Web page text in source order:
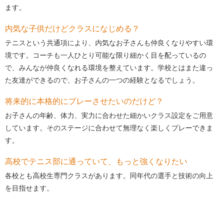
ます。
内気な子供だけどクラスになじめる？
テニスという共通項により、内気なお子さんも仲良くなりやすい環
境です。コーチも一人ひとり可能な限り細かく目を配っているの
で、みんなが仲良くなれる環境を整えています。学校とはまた違っ
た友達ができるので、お子さんの一つの経験となるでしょう。
将来的に本格的にプレーさせたいのだけど？
お子さんの年齢、体力、実力に合わせた細かいクラス設定をご用意
しています。そのステージに合わせて無理なく楽しくプレーできま
す。
高校でテニス部に通っていて、もっと強くなりたい
各校とも高校生専門クラスがあります。同年代の選手と技術の向上
を目指せます。